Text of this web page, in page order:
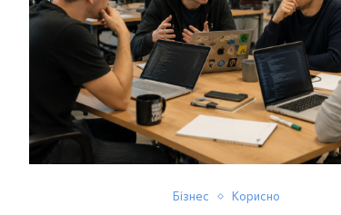
Бізнес Корисно